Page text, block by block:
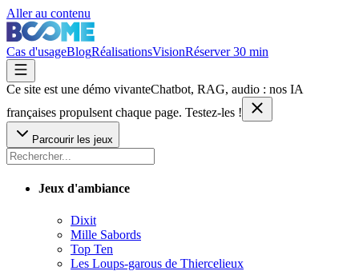
Aller au contenu
Cas d'usageBlogRéalisationsVisionRéserver 30 min
Ce site est une démo vivanteChatbot, RAG, audio : nos IA
françaises propulsent chaque page. Testez-les !
Parcourir les jeux
Jeux d'ambiance
Dixit
Mille Sabords
Top Ten
Les Loups-garous de Thiercelieux